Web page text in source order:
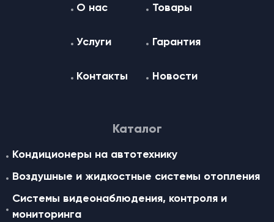
О нас Товары
Услуги Гарантия
Контакты Новости
Каталог
Кондиционеры на автотехнику
Воздушные и жидкостные cистемы отопления
Системы видеонаблюдения, контроля и
мониторинга